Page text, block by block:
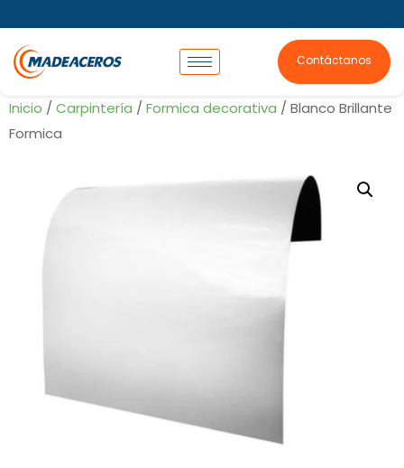
Contáctanos
Inicio / Carpintería / Formica decorativa / Blanco Brillante
Formica